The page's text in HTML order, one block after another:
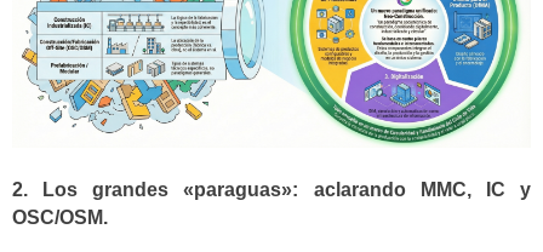
2. Los grandes «paraguas»: aclarando MMC, IC y
OSC/OSM.